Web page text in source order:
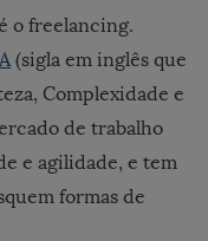
o freelancing.
(sigla em inglês que
Complexidade e
de trabalho
e agilidade, e tem
formas de